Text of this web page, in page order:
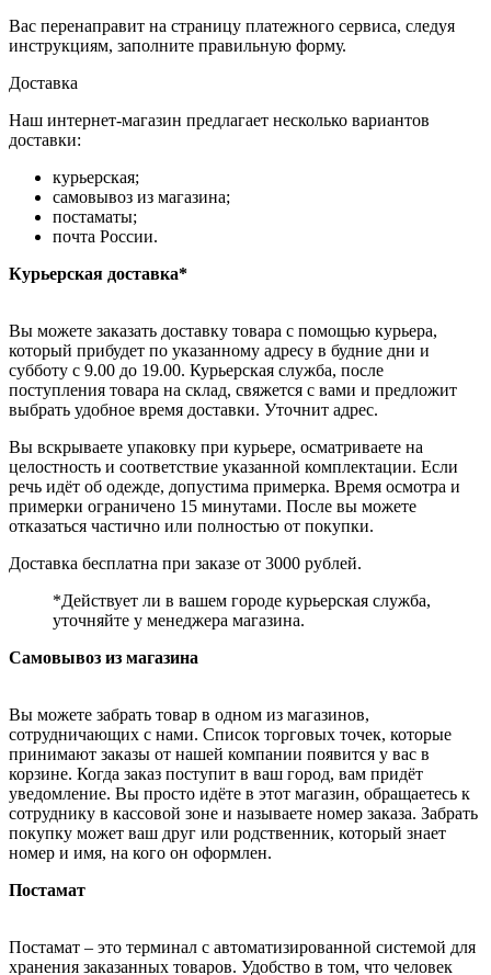
Вас перенаправит на страницу платежного сервиса, следуя
инструкциям, заполните правильную форму.
Доставка
Наш интернет-магазин предлагает несколько вариантов
доставки:
курьерская;
самовывоз из магазина;
постаматы;
почта России.
Курьерская доставка*
Вы можете заказать доставку товара с помощью курьера,
который прибудет по указанному адресу в будние дни и
субботу с 9.00 до 19.00. Курьерская служба, после
поступления товара на склад, свяжется с вами и предложит
выбрать удобное время доставки. Уточнит адрес.
Вы вскрываете упаковку при курьере, осматриваете на
целостность и соответствие указанной комплектации. Если
речь идёт об одежде, допустима примерка. Время осмотра и
примерки ограничено 15 минутами. После вы можете
отказаться частично или полностью от покупки.
Доставка бесплатна при заказе от 3000 рублей.
*Действует ли в вашем городе курьерская служба,
уточняйте у менеджера магазина.
Самовывоз из магазина
Вы можете забрать товар в одном из магазинов,
сотрудничающих с нами. Список торговых точек, которые
принимают заказы от нашей компании появится у вас в
корзине. Когда заказ поступит в ваш город, вам придёт
уведомление. Вы просто идёте в этот магазин, обращаетесь к
сотруднику в кассовой зоне и называете номер заказа. Забрать
покупку может ваш друг или родственник, который знает
номер и имя, на кого он оформлен.
Постамат
Постамат – это терминал с автоматизированной системой для
хранения заказанных товаров. Удобство в том, что человек